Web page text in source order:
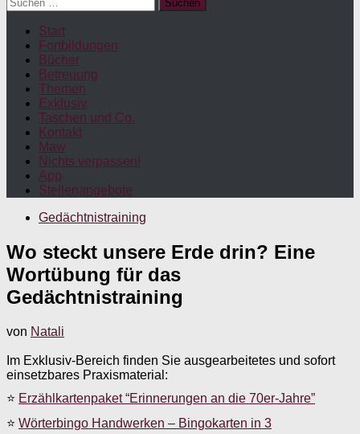
nach:
Start
Fortbildungen
Bücher
Betreuung
Themen
Exklusiv
Taschen und Co.
Kontakt
Maw
Nichts verpassen!
App
Stellenangebote
Gedächtnistraining
Wo steckt unsere Erde drin? Eine
Wortübung für das
Gedächtnistraining
von Natali
Im Exklusiv-Bereich finden Sie ausgearbeitetes und sofort
einsetzbares Praxismaterial:
⭐ Erzählkartenpaket “Erinnerungen an die 70er-Jahre”
⭐ Wörterbingo Handwerken – Bingokarten in 3